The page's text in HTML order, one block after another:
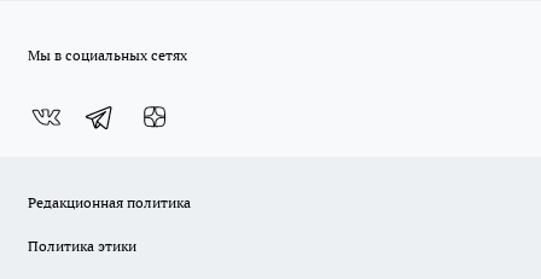
Мы в социальных сетях
Редакционная политика
Политика этики